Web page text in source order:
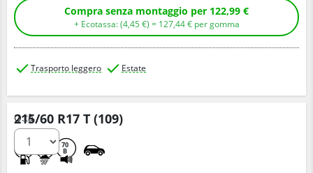
Compra senza montaggio per 122,99 €
+ Ecotassa: (4,45€ ) = 127,44€ per gomma
Trasporto leggero Estate
215/60 R17 T (109)
70
B
Q.tà